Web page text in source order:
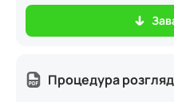
Процедура